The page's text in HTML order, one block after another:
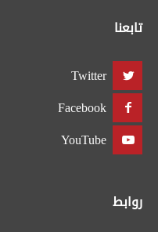
تابعنا
Twitter
Facebook
YouTube
روابط